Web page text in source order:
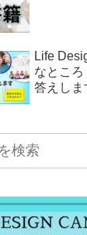
Life
なとこ
答えし